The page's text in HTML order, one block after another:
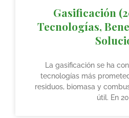
Gasificación
Tecnologías,
La gasificación se ha
tecnologías más
residuos, biomasa y
útil. En